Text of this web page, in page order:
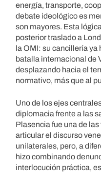
energía, transporte,
debate ideológico es
son mayores. Esta
posterior traslado a
la OMI: su cancillería ya
batalla internacional de
desplazando hacia el
normativo, más que al
Uno de los ejes
diplomacia frente a las
Plasencia fue una de
articular el discurso
unilaterales, pero, a
hizo combinando
interlocución práctica,